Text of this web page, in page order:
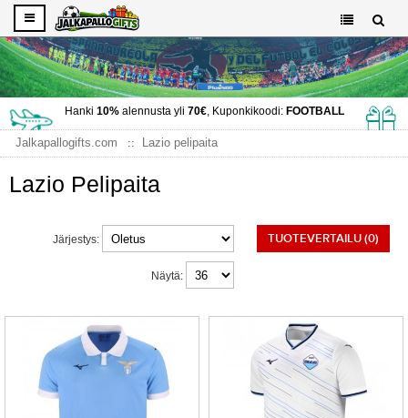
Hanki 10%alennusta yli 70€, Kuponkikoodi: FOOTBALL
Jalkapallogifts.com Lazio pelipaita
Lazio Pelipaita
TUOTEVERTAILU (0)
Järjestys:
Näytä: